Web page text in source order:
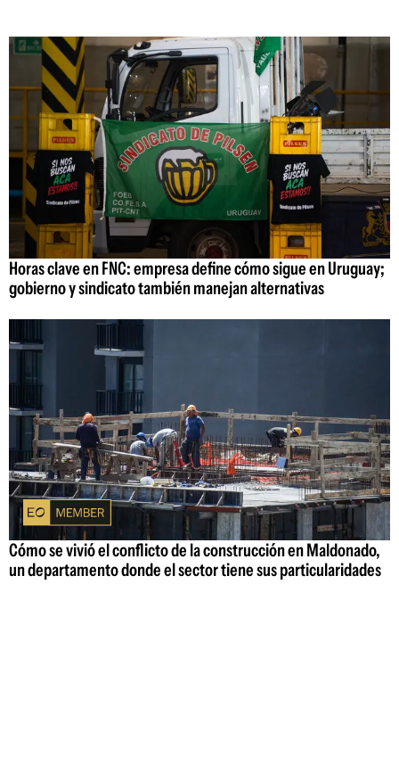
Horas clave en FNC: empresa define cómo sigue en Uruguay;
gobierno y sindicato también manejan alternativas
Cómo se vivió el conflicto de la construcción en Maldonado,
un departamento donde el sector tiene sus particularidades